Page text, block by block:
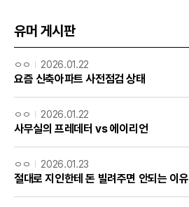
유머 게시판
ㅇㅇ 2026.01.22
요즘 신축아파트 사전점검 상태
ㅇㅇ 2026.01.22
사무실의 프레데터 vs 에이리언
ㅇㅇ 2026.01.23
절대로 지인한테 돈 빌려주면 안되는 이유